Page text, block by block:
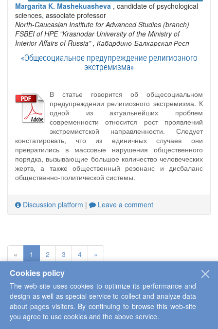
Margarita K. Mashekuasheva , candidate of psychological
sciences, associate professor
North-Caucasian Institute for Advanced Studies (branch)
FSBEI of HPE "Krasnodar University of the Ministry of
Interior Affairs of Russia" , Кабардино-Балкарская Респ
«Общесоциальное предупреждение религиозного
экстремизма»
В статье говорится об общесоциальном
предупреждении религиозного экстремизма. К
одной из актуальнейших проблем
современности относится рост проявлений
экстремистской направленности. Следует
констатировать, что из единичных случаев они
превратились в массовые нарушения общественного
порядка, вызывающие большое количество человеческих
жертв, а также общественный резонанс и дисбаланс
общественно-политической системы.
Discussion platform | Leave a comment
« 1 2 3 4 »
CONTACTS
428000, Cheboksary, ul. Grazhdanskaya, House 75
telephone: +7 (8352) 222-490
Cookies policy
The web-site uses cookies to optimize its performance and
design as well as special service to collect and analyze data
about pages visitors. By continuing to browse this web-site
you agree to use cookies and the above service.